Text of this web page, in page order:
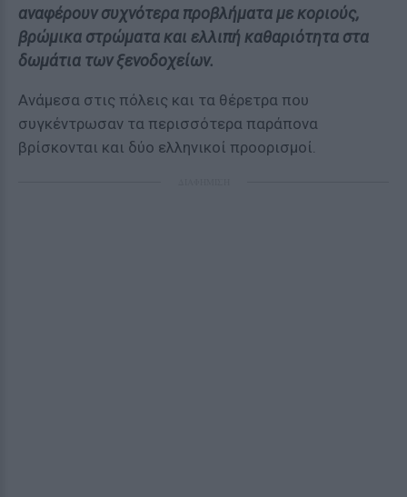
αναφέρουν συχνότερα προβλήματα με κοριούς,
βρώμικα στρώματα και ελλιπή καθαριότητα στα
δωμάτια των ξενοδοχείων.
Ανάμεσα στις πόλεις και τα θέρετρα που
συγκέντρωσαν τα περισσότερα παράπονα
βρίσκονται και δύο ελληνικοί προορισμοί.